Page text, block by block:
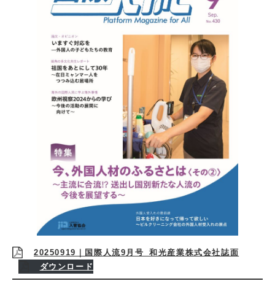
20250919｜国際人流9月号_和光産業株式会社誌面
ダウンロード